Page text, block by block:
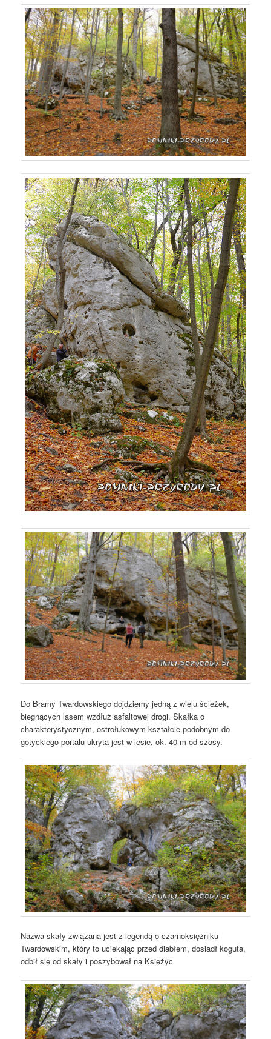
Do Bramy Twardowskiego dojdziemy jedną z wielu ścieżek,
biegnących lasem wzdłuż asfaltowej drogi. Skałka o
charakterystycznym, ostrołukowym kształcie podobnym do
gotyckiego portalu ukryta jest w lesie, ok. 40 m od szosy.
Nazwa skały związana jest z legendą o czarnoksiężniku
Twardowskim, który to uciekając przed diabłem, dosiadł koguta,
odbił się od skały i poszybował na Księżyc